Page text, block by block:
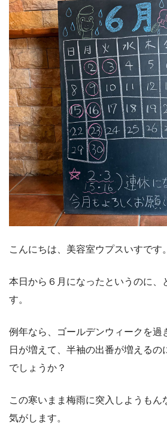
こんにちは、美容室ウプスいすです。
本日から６月になったというのに、
す。
例年なら、ゴールデンウィークを過
日が増えて、半袖の出番が増えるの
でしょうか？
この寒いまま梅雨に突入しようもん
気がします。